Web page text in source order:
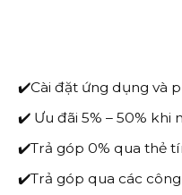
✔️Cài đặt ứng dụng và
✔️ Ưu đãi 5% – 50% khi
✔️Trả góp 0% qua thẻ
✔️Trả góp qua các công
IPHONE 8
IPHONE 7 PLUS